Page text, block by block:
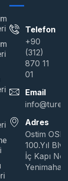
Telefon
+90
(312)
870 11
01
Email
Adres
Ostim OSB
100.Yıl
İç Kapı